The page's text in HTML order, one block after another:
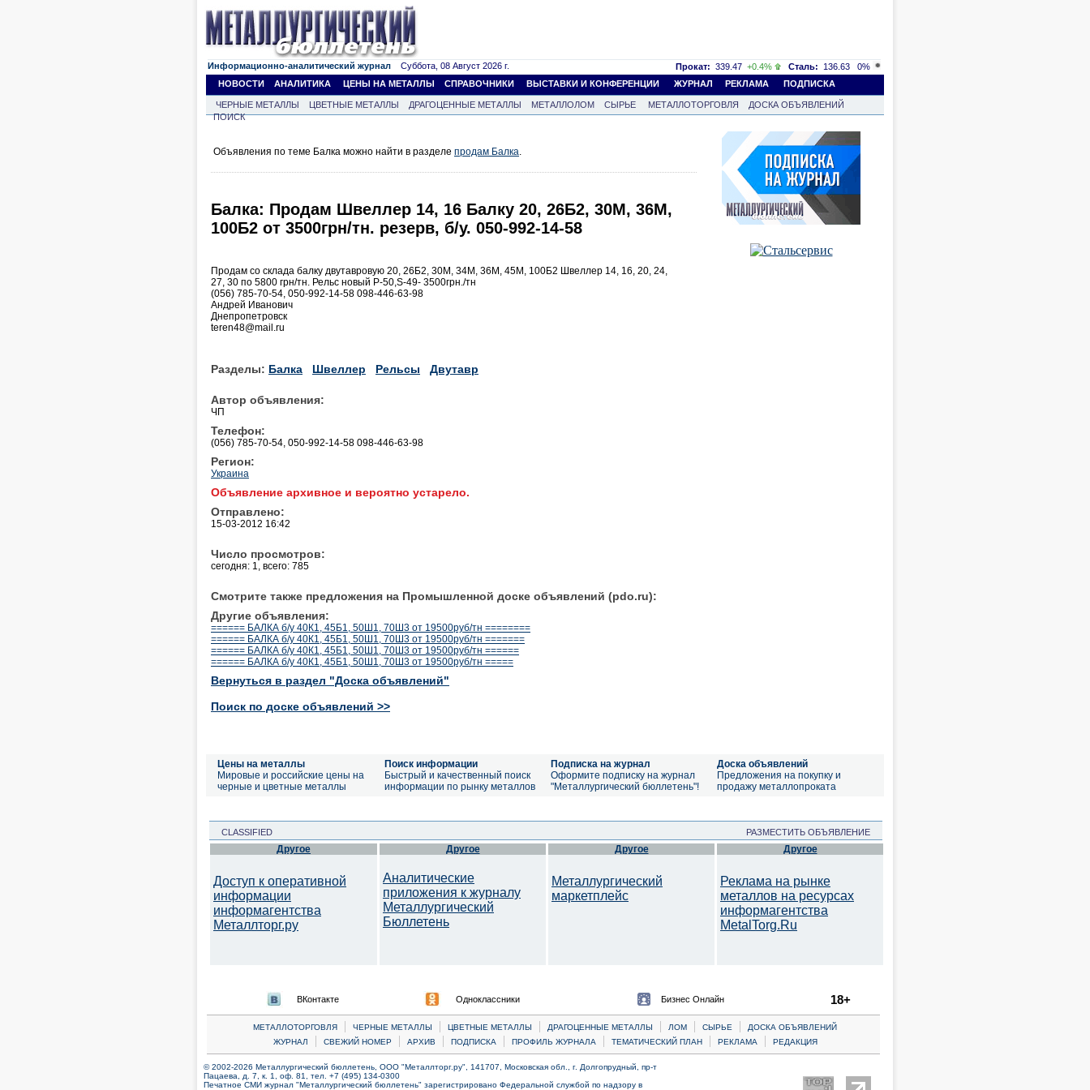
Информационно-аналитический журнал Суббота, 08 Август 2026 г. Прокат: 339.47 +0.4% Сталь: 136.63
0%
НОВОСТИ
АНАЛИТИКА ЦЕНЫ НА МЕТАЛЛЫ СПРАВОЧНИКИ ВЫСТАВКИ И КОНФЕРЕНЦИИ ЖУРНАЛ РЕКЛАМА ПОДПИСКА
ЧЕРНЫЕ МЕТАЛЛЫ ЦВЕТНЫЕ МЕТАЛЛЫ ДРАГОЦЕННЫЕ МЕТАЛЛЫ МЕТАЛЛОЛОМ СЫРЬЕ МЕТАЛЛОТОРГОВЛЯ
ДОСКА ОБЪЯВЛЕНИЙ
ПОИСК
Объявления по теме Балка можно найти в разделе продам Балка.
Балка: Продам Швеллер 14, 16 Балку 20, 26Б2, 30М, 36М,
100Б2 от 3500грн/тн. резерв, б/у. 050-992-14-58
Продам со склада балку двутавровую 20, 26Б2, 30М, 34М, 36М, 45М, 100Б2 Швеллер 14, 16, 20, 24,
27, 30 по 5800 грн/тн. Рельс новый Р-50,S-49- 3500грн./тн
(056) 785-70-54, 050-992-14-58 098-446-63-98
Андрей Иванович
Днепропетровск
teren48@mail.ru
Разделы: Балка Швеллер Рельсы Двутавр
Автор объявления:
ЧП
Телефон:
(056) 785-70-54, 050-992-14-58 098-446-63-98
Регион:
Украина
Объявление архивное и вероятно устарело.
Отправлено:
15-03-2012 16:42
Число просмотров:
сегодня: 1, всего: 785
Смотрите также предложения на Промышленной доске объявлений (pdo.ru):
Другие объявления:
====== БАЛКА б/у 40К1, 45Б1, 50Ш1, 70Ш3 от 19500руб/тн ========
====== БАЛКА б/у 40К1, 45Б1, 50Ш1, 70Ш3 от 19500руб/тн =======
====== БАЛКА б/у 40К1, 45Б1, 50Ш1, 70Ш3 от 19500руб/тн ======
====== БАЛКА б/у 40К1, 45Б1, 50Ш1, 70Ш3 от 19500руб/тн =====
Вернуться в раздел "Доска объявлений"
Поиск по доске объявлений >>
Цены на металлы
Мировые и российские цены на
черные и цветные металлы
Поиск информации
Быстрый и качественный поиск
информации по рынку металлов
Подписка на журнал
Оформите подписку на журнал
"Металлургический бюллетень"!
Доска объявлений
Предложения на покупку и
продажу металлопроката
CLASSIFIED РАЗМЕСТИТЬ ОБЪЯВЛЕНИЕ
Другое
Доступ к оперативной
информации
информагентства
Металлторг.ру
Другое
Аналитические
приложения к журналу
Металлургический
Бюллетень
Другое
Металлургический
маркетплейс
Другое
Реклама на рынке
металлов на ресурсах
информагентства
MetalTorg.Ru
ВКонтакте Одноклассники Бизнес Онлайн 18+
МЕТАЛЛОТОРГОВЛЯ | ЧЕРНЫЕ МЕТАЛЛЫ | ЦВЕТНЫЕ МЕТАЛЛЫ | ДРАГОЦЕННЫЕ МЕТАЛЛЫ | ЛОМ | CЫРЬЕ |
ДОСКА ОБЪЯВЛЕНИЙ
ЖУРНАЛ
| СВЕЖИЙ НОМЕР | АРХИВ | ПОДПИСКА | ПРОФИЛЬ ЖУРНАЛА | ТЕМАТИЧЕСКИЙ ПЛАН | РЕКЛАМА | РЕДАКЦИЯ
© 2002-2026 Металлургический бюллетень, ООО "Металлторг.ру", 141707, Московская обл., г. Долгопрудный, пр-т
Пацаева, д. 7, к. 1, оф. 81, тел. +7 (495) 134-0300
Печатное СМИ журнал "Металлургический бюллетень" зарегистрировано Федеральной службой по надзору в